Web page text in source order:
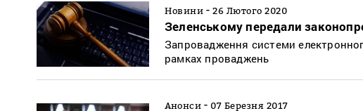
Новини - 26 Лютого 2020
Зеленському передали
Запровадження системи
рамках проваджень
Анонси - 07 Березня 2017